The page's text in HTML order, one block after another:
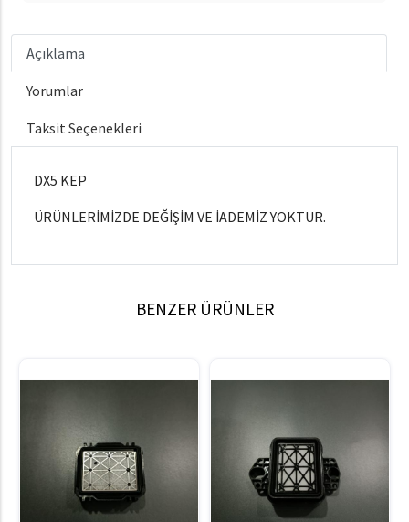
Açıklama
Yorumlar
Taksit Seçenekleri
DX5 KEP
ÜRÜNLERİMİZDE DEĞİŞİM VE İADEMİZ YOKTUR.
BENZER ÜRÜNLER